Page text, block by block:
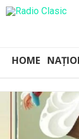
HOME